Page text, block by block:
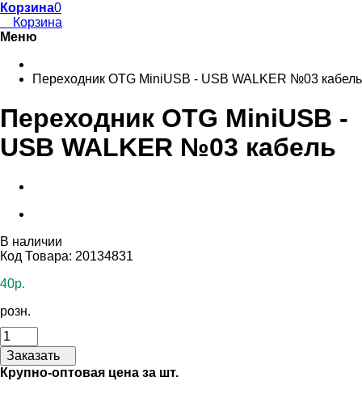
Корзина0
Корзина
Меню
Переходник OTG MiniUSB - USB WALKER №03 кабель
Переходник OTG MiniUSB -
USB WALKER №03 кабель
В наличии
Код Товара: 20134831
40р.
розн.
Заказать
Крупно-оптовая цена за шт.